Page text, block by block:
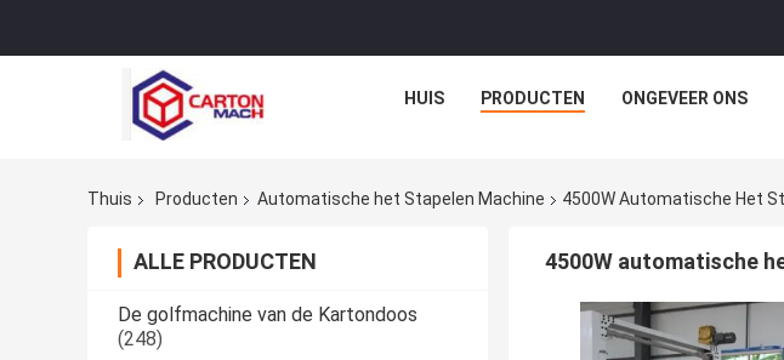
HUIS PRODUCTEN ONGEVEER ONS
Thuis Producten Automatische het Stapelen Machine 4500W Automatische Het
ALLE PRODUCTEN
De golfmachine van de Kartondoos
(248)
4500W automatische